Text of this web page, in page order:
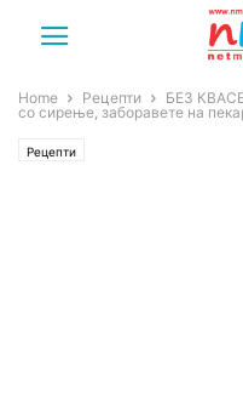
Home Рецепти
БЕЗ
со сирење, заборавете на
Рецепти